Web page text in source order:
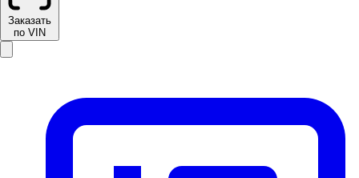
Заказать
по VIN